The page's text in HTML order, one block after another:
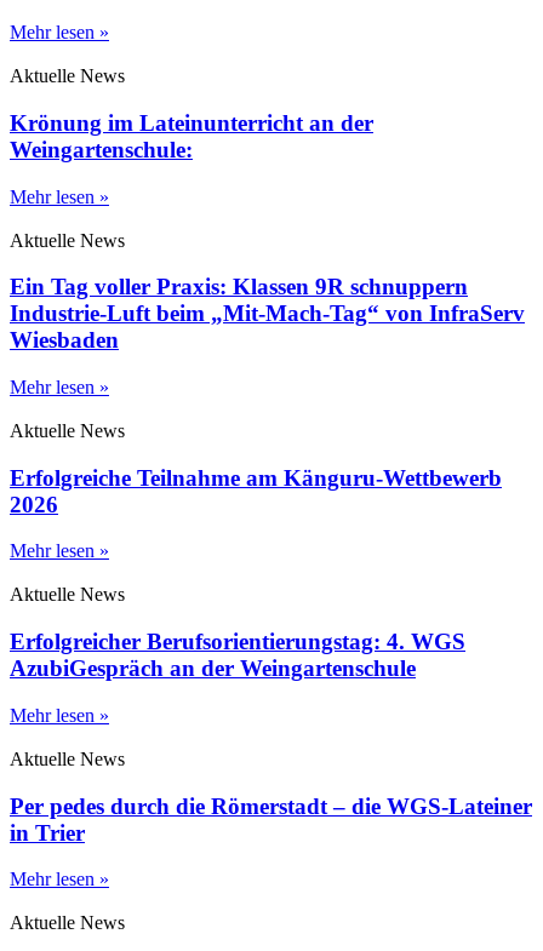
Mehr lesen »
Aktuelle News
Krönung im Lateinunterricht an der
Weingartenschule:
Mehr lesen »
Aktuelle News
Ein Tag voller Praxis: Klassen 9R schnuppern
Industrie-Luft beim „Mit-Mach-Tag“ von InfraServ
Wiesbaden
Mehr lesen »
Aktuelle News
Erfolgreiche Teilnahme am Känguru-Wettbewerb
2026
Mehr lesen »
Aktuelle News
Erfolgreicher Berufsorientierungstag: 4. WGS
AzubiGespräch an der Weingartenschule
Mehr lesen »
Aktuelle News
Per pedes durch die Römerstadt – die WGS-Lateiner
in Trier
Mehr lesen »
Aktuelle News